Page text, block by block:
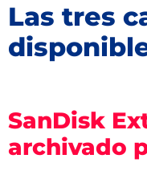
Las tres
SanDisk
archivado